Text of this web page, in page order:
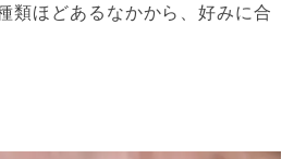
類ほどあるなかから、好みに合